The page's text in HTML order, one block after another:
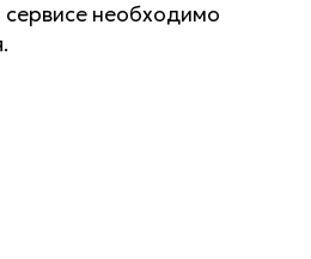
необходимо